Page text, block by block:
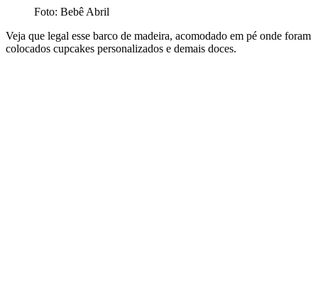
Foto: Bebê Abril
Veja que legal esse barco de madeira, acomodado em pé onde foram
colocados cupcakes personalizados e demais doces.